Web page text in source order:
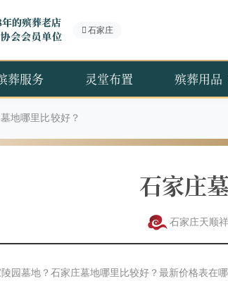
石家庄
葬服务 灵堂布置 殡葬用品
地哪里比较好？
石家庄
石家庄天顺祥
园墓地？石家庄墓地哪里比较好？最新价格表在